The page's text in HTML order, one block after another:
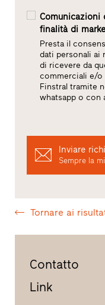
Comunicazioni
finalità di
Presta il
dati personali ai
di ricevere da
commerciali e/
Finstral tramite
whatsapp o con
Inviare
Sempre la
Tornare ai
Contatto
Link